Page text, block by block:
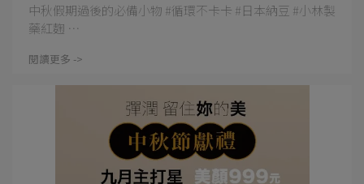
中秋假期過後的必備小物 #循環不卡卡 #日本納豆 #小林製
藥紅麴 ⋯
閱讀更多 ->